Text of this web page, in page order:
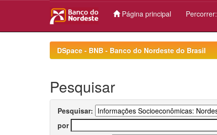
Página principal Percorrer:
DSpace - BNB - Banco do Nordeste do Brasil
Pesquisar
Pesquisar:
por